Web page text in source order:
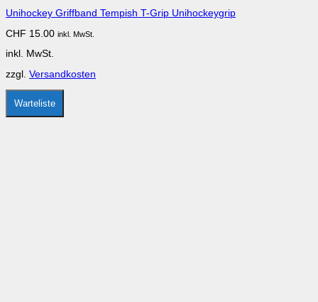
Varianten
Die
können
der
Produktseite
gewählt
Unihockey Griffband Tempish T-Grip Unihockeygrip
CHF 15.00 inkl. MwSt.
inkl. MwSt.
zzgl. Versandkosten
Warteliste